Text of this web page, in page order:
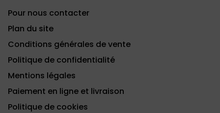
Pour nous contacter
Plan du site
Conditions générales de vente
Politique de confidentialité
Mentions légales
Paiement en ligne et livraison
Politique de cookies